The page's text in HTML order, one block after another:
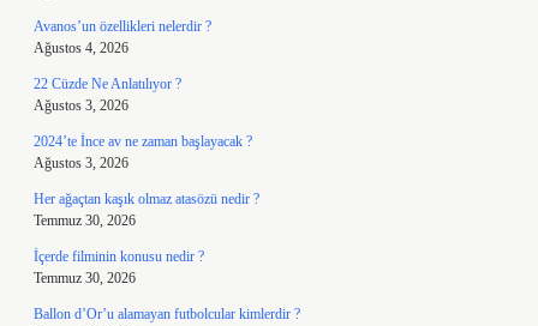
Avanos’un özellikleri nelerdir ?
Ağustos 4, 2026
22 Cüzde Ne Anlatılıyor ?
Ağustos 3, 2026
2024’te İnce av ne zaman başlayacak ?
Ağustos 3, 2026
Her ağaçtan kaşık olmaz atasözü nedir ?
Temmuz 30, 2026
İçerde filminin konusu nedir ?
Temmuz 30, 2026
Ballon d’Or’u alamayan futbolcular kimlerdir ?